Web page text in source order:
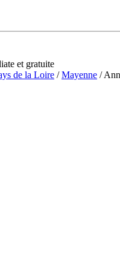
et gratuite
de la Loire /Mayenne /